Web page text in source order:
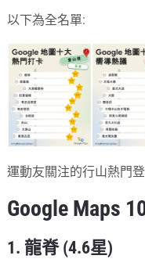
以下為全名單:
運動友關注的行山熱門
Google Maps
1. 龍脊 (4.6星)